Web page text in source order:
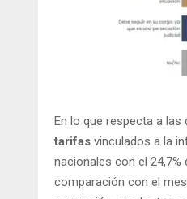
En lo que respecta a las
tarifas vinculados a la
nacionales con el
comparación con el